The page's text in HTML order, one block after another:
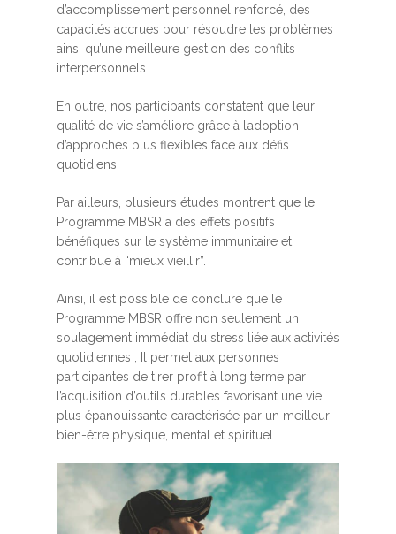
d’accomplissement personnel renforcé, des
capacités accrues pour résoudre les problèmes
ainsi qu’une meilleure gestion des conflits
interpersonnels.
En outre, nos participants constatent que leur
qualité de vie s’améliore grâce à l’adoption
d’approches plus flexibles face aux défis
quotidiens.
Par ailleurs, plusieurs études montrent que le
Programme MBSR a des effets positifs
bénéfiques sur le système immunitaire et
contribue à “mieux vieillir”.
Ainsi, il est possible de conclure que le
Programme MBSR offre non seulement un
soulagement immédiat du stress liée aux activités
quotidiennes ; Il permet aux personnes
participantes de tirer profit à long terme par
l’acquisition d’outils durables favorisant une vie
plus épanouissante caractérisée par un meilleur
bien-être physique, mental et spirituel.